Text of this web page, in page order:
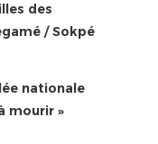
des
/ Sokpé
nationale
mourir »